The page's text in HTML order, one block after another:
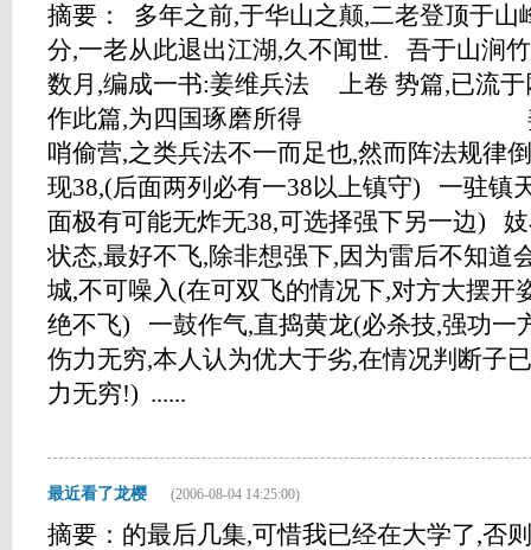
摘要： 多年之前,于华山之颠,二老登顶于
分,一老从此退出江湖,久不闻世. 吾于山涧
数月,编成一书:姜维兵法 上卷 势篇,已流于
作此篇,为四国琢磨所得 姜维
哨偷营,之类兵法不一而足也,然而阵法规律
现38,(后面两列必有一38以上镇守) 一驻镇
面极有可能无炸无38,可选择强下另一边)
状态,最好不飞,除非想强下,因为雷后不知道
城,不可噪入(在可双飞的情况下,对方大摆开
绝不飞) 一鼓作气,直捣黄龙(必杀技,强功一
伤力无穷,本人认为优大于劣,在情况判断子
力无穷!) ......
最近看了龙樱 (2006-08-04 14:25:00)
摘要：的最后几集,可惜我已经在大学了,否